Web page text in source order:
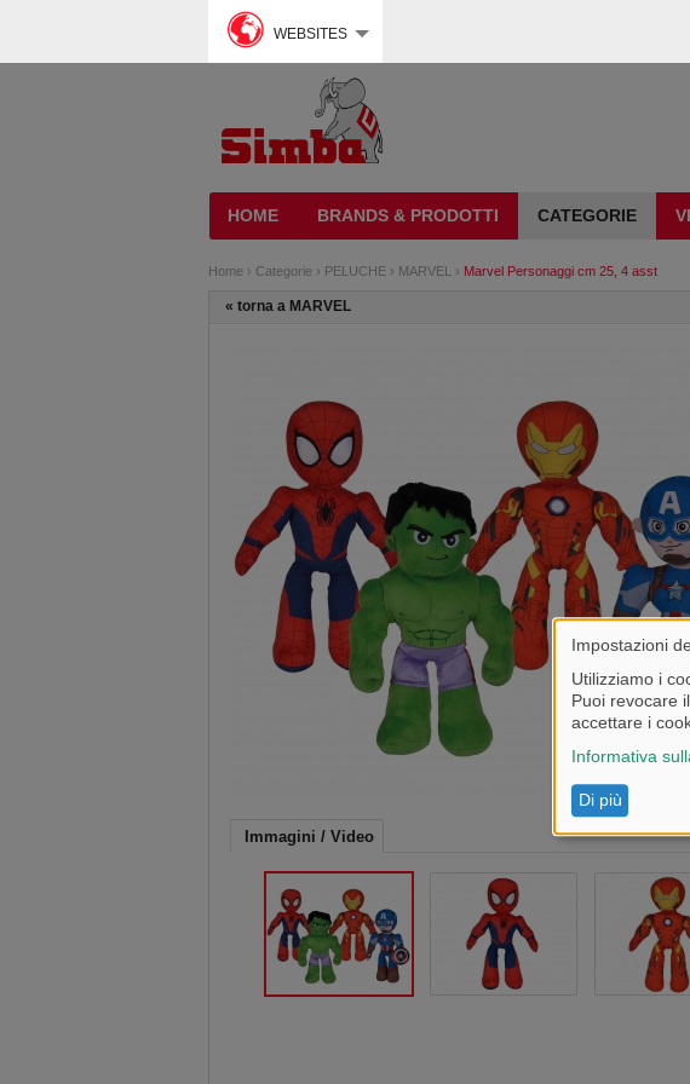
WEBSITES
HOME BRANDS & PRODOTTI CATEGORIE
Home › Categorie › PELUCHE › MARVEL › Marvel Personaggi cm 25, 4 asst
« torna a MARVEL
Immagini / Video